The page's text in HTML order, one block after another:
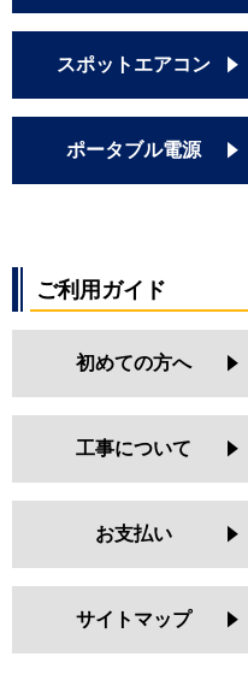
スポットエアコン
ポータブル電源
ご利用ガイド
初めての方へ
工事について
お支払い
サイトマップ